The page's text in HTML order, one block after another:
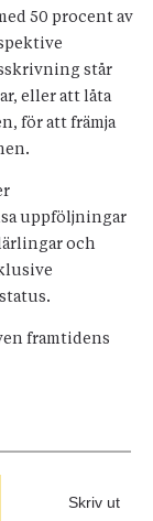
50 procent av
står
eller att låta
för att främja
uppföljningar
och
framtidens
Skriv ut